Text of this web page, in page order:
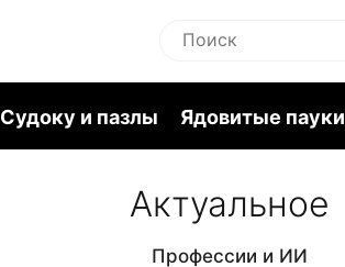
Судоку и пазлы Ядовитые пауки
Актуальное
Профессии и ИИ